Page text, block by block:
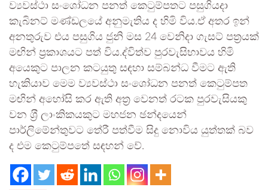
ව්‍යවස්ථා සංශෝධන පනත් කෙටුම්පතට පසුගියදා
කැබිනට් මණ්ඩලයේ අනුමැතිය ද හිමි විය.ඒ අතර ඉන්
අනතුරුව එය පසුගිය ජුනි මස 24 වෙනිදා ගැසට් පත‍්‍රයක්
මඟින් ප‍්‍රකාශයට පත් විය.ද්විත්ව පුරවැසිභාවය හිමි
අයෙකුට පාලන කටයුතු සඳහා සම්බන්ධ වීමට ඇති
හැකියාව මෙම ව්‍යවස්ථා සංශෝධන පනත් කෙටුම්පත
මඟින් අහෝසි කර ඇති අත්‍ර වෙනත් රටක පුරවැසියකු
වන ශ‍්‍රී ලාංකිකයකුට මහජන ඡන්දයෙන්
පාර්ලිමේන්තුවට තේරී පත්වීම සිදු නොවිය යුත්තක් බව
ද එම කෙටුම්පතේ සඳහන් වේ.